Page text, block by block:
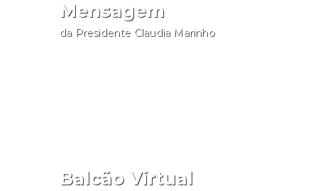
Mensagem
da Presidente Claudia Marinho
Balcão Virtual